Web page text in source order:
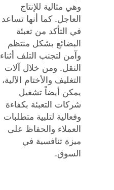
وهي مثالية للإنتاج
العاجل. كما أنها تساعد
في التأكد من تعبئة
البضائع بشكل منتظم
وآمن لتجنب التلف أثناء
النقل. ومن خلال آلات
التغليف والأختام الآلية،
يمكن أيضاً تشغيل
شركات التعبئة بكفاءة
وفعالية لتلبية متطلبات
العملاء والحفاظ على
ميزة تنافسية في
السوق.